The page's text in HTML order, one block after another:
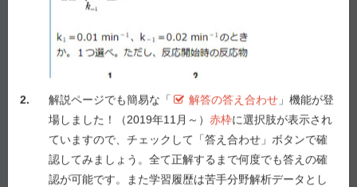
2. 解説ページでも簡易な「 解答の答え合わせ 」機能が登
場しました！（2019年11月～） 赤枠に選択肢が表示され
ていますので、チェックして「答え合わせ」ボタンで確
認してみましょう。全て正解するまで何度でも答えの確
認が可能です。また学習履歴は苦手分野解析データとし
１ 風しんウイルスは、主に経胎盤感染で胎児に感染
し、先天性風しん症候群を引き起こすことがあ
２ 妊娠の初期に妊婦がトキソプラズマ原虫に感染し
た場合、経胎盤感染によって胎児に重篤な症状が
引き起こされることがある。
３ 先天梅毒は、梅毒トレポネーマを原因菌とし、産
道感染を介して新生児に伝播する感染症である。